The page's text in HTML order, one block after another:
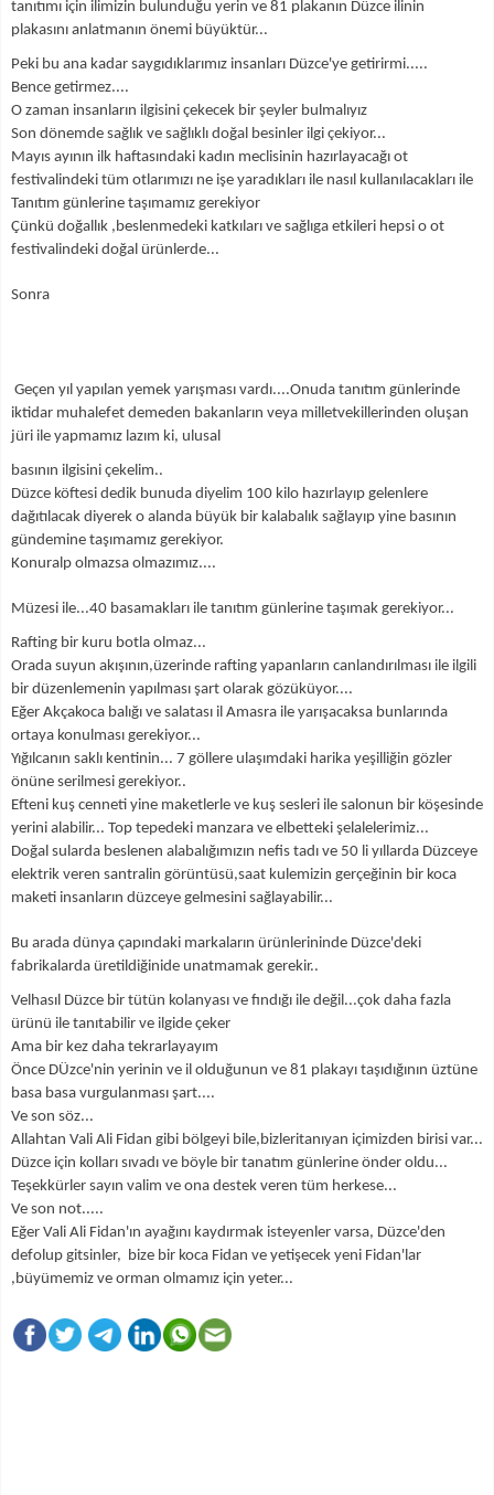
tanıtımı için ilimizin bulunduğu yerin ve 81 plakanın Düzce ilinin
plakasını anlatmanın önemi büyüktür...
Peki bu ana kadar saygıdıklarımız insanları Düzce'ye getirirmi.....
Bence getirmez....
O zaman insanların ilgisini çekecek bir şeyler bulmalıyız
Son dönemde sağlık ve sağlıklı doğal besinler ilgi çekiyor...
Mayıs ayının ilk haftasındaki kadın meclisinin hazırlayacağı ot
festivalindeki tüm otlarımızı ne işe yaradıkları ile nasıl kullanılacakları ile
Tanıtım günlerine taşımamız gerekiyor
Çünkü doğallık ,beslenmedeki katkıları ve sağlıga etkileri hepsi o ot
festivalindeki doğal ürünlerde...
Sonra
Geçen yıl yapılan yemek yarışması vardı....Onuda tanıtım günlerinde
iktidar muhalefet demeden bakanların veya milletvekillerinden oluşan
jüri ile yapmamız lazım ki, ulusal
basının ilgisini çekelim..
Düzce köftesi dedik bunuda diyelim 100 kilo hazırlayıp gelenlere
dağıtılacak diyerek o alanda büyük bir kalabalık sağlayıp yine basının
gündemine taşımamız gerekiyor.
Konuralp olmazsa olmazımız....
Müzesi ile...40 basamakları ile tanıtım günlerine taşımak gerekiyor...
Rafting bir kuru botla olmaz...
Orada suyun akışının,üzerinde rafting yapanların canlandırılması ile ilgili
bir düzenlemenin yapılması şart olarak gözüküyor....
Eğer Akçakoca balığı ve salatası il Amasra ile yarışacaksa bunlarında
ortaya konulması gerekiyor...
Yığılcanın saklı kentinin... 7 göllere ulaşımdaki harika yeşilliğin gözler
önüne serilmesi gerekiyor..
Efteni kuş cenneti yine maketlerle ve kuş sesleri ile salonun bir köşesinde
yerini alabilir... Top tepedeki manzara ve elbetteki şelalelerimiz...
Doğal sularda beslenen alabalığımızın nefis tadı ve 50 li yıllarda Düzceye
elektrik veren santralin görüntüsü,saat kulemizin gerçeğinin bir koca
maketi insanların düzceye gelmesini sağlayabilir...
Bu arada dünya çapındaki markaların ürünlerininde Düzce'deki
fabrikalarda üretildiğinide unatmamak gerekir..
Velhasıl Düzce bir tütün kolanyası ve fındığı ile değil...çok daha fazla
ürünü ile tanıtabilir ve ilgide çeker
Ama bir kez daha tekrarlayayım
Önce DÜzce'nin yerinin ve il olduğunun ve 81 plakayı taşıdığının üztüne
basa basa vurgulanması şart....
Ve son söz...
Allahtan Vali Ali Fidan gibi bölgeyi bile,bizleritanıyan içimizden birisi var...
Düzce için kolları sıvadı ve böyle bir tanatım günlerine önder oldu...
Teşekkürler sayın valim ve ona destek veren tüm herkese...
Ve son not.....
Eğer Vali Ali Fidan'ın ayağını kaydırmak isteyenler varsa, Düzce'den
defolup gitsinler, bize bir koca Fidan ve yetişecek yeni Fidan'lar
,büyümemiz ve orman olmamız için yeter...